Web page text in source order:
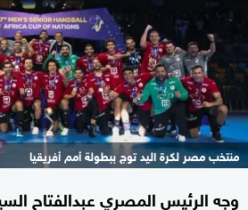
منتخب مصر لكرة اليد توج ببطولة أمم أفريقيا
وجه الرئيس المصري عبدالفتاح